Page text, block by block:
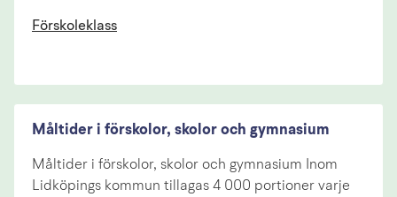
Förskoleklass
Måltider i förskolor, skolor och gymnasium
Måltider i förskolor, skolor och gymnasium Inom
Lidköpings kommun tillagas 4 000 portioner varje